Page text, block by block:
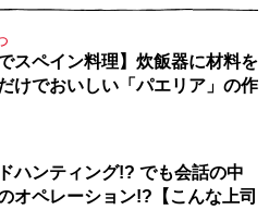
スペイン料理】炊飯器に材料を
けでおいしい「パエリア」の作
ハンティング!? でも会話の中
オペレーション!?【こんな上司